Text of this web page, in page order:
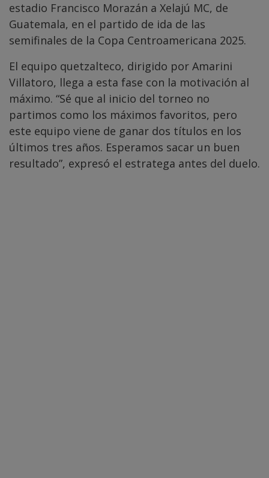
estadio Francisco Morazán a Xelajú MC, de
Guatemala, en el partido de ida de las
semifinales de la Copa Centroamericana 2025.
El equipo quetzalteco, dirigido por Amarini
Villatoro, llega a esta fase con la motivación al
máximo. “Sé que al inicio del torneo no
partimos como los máximos favoritos, pero
este equipo viene de ganar dos títulos en los
últimos tres años. Esperamos sacar un buen
resultado”, expresó el estratega antes del duelo.